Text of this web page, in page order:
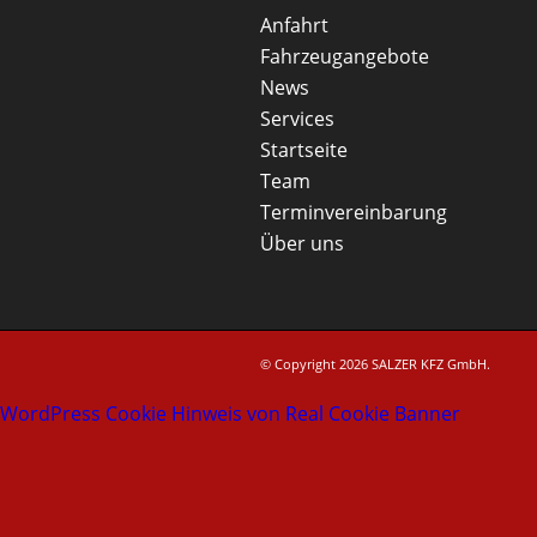
Anfahrt
Fahrzeugangebote
News
Services
Startseite
Team
Terminvereinbarung
Über uns
© Copyright 2026 SALZER KFZ GmbH.
WordPress Cookie Hinweis von Real Cookie Banner